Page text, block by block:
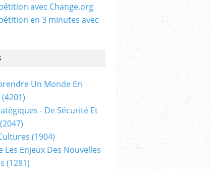
avec Change.org
en 3 minutes avec
Un Monde En
(4201)
- De Sécurité Et
(2047)
(1904)
Les Enjeux Des Nouvelles
(1281)